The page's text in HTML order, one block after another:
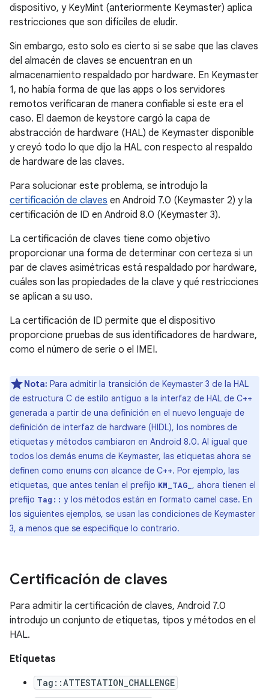
dispositivo, y KeyMint (anteriormente Keymaster) aplica
restricciones que son difíciles de eludir.
Sin embargo, esto solo es cierto si se sabe que las claves
del almacén de claves se encuentran en un
almacenamiento respaldado por hardware. En Keymaster
1, no había forma de que las apps o los servidores
remotos verificaran de manera confiable si este era el
caso. El daemon de keystore cargó la capa de
abstracción de hardware (HAL) de Keymaster disponible
y creyó todo lo que dijo la HAL con respecto al respaldo
de hardware de las claves.
Para solucionar este problema, se introdujo la
certificación de claves en Android 7.0 (Keymaster 2) y la
certificación de ID en Android 8.0 (Keymaster 3).
La certificación de claves tiene como objetivo
proporcionar una forma de determinar con certeza si un
par de claves asimétricas está respaldado por hardware,
cuáles son las propiedades de la clave y qué restricciones
se aplican a su uso.
La certificación de ID permite que el dispositivo
proporcione pruebas de sus identificadores de hardware,
como el número de serie o el IMEI.
Nota: Para admitir la transición de Keymaster 3 de la HAL
de estructura C de estilo antiguo a la interfaz de HAL de C++
generada a partir de una definición en el nuevo lenguaje de
definición de interfaz de hardware (HIDL), los nombres de
etiquetas y métodos cambiaron en Android 8.0. Al igual que
todos los demás enums de Keymaster, las etiquetas ahora se
definen como enums con alcance de C++. Por ejemplo, las
etiquetas, que antes tenían el prefijo KM_TAG_ , ahora tienen el
prefijo Tag:: y los métodos están en formato camel case. En
los siguientes ejemplos, se usan las condiciones de Keymaster
3, a menos que se especifique lo contrario.
Certificación de claves
Para admitir la certificación de claves, Android 7.0
introdujo un conjunto de etiquetas, tipos y métodos en el
HAL.
Etiquetas
Tag::ATTESTATION_CHALLENGE